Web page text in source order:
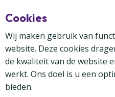
3447 GR Woerden
(0348) 41 97 71
info@vakcentrum.nl
Cookies
Wij maken gebruik van
website. Deze cookies
de kwaliteit van de website
werkt. Ons doel is u een
bieden.